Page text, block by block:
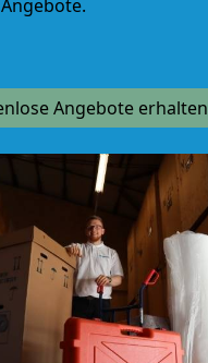
Angebote erhalten